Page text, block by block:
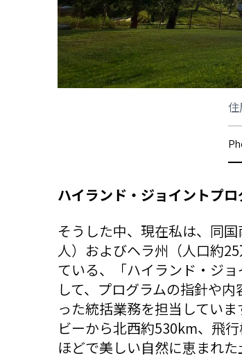
ハイランド・ジョイントプ
そうした中、現在私は、同
人）およびヘラ州（人口約
ている、「ハイランド・ジ
して、プログラムの指針や
った統括業務を担当してい
ビーから北西約530km、飛
ほどで美しい自然に恵まれた